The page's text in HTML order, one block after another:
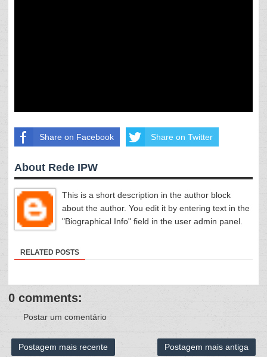
Share on Facebook Share on Twitter
About Rede IPW
This is a short description in the author block
about the author. You edit it by entering text in the
"Biographical Info" field in the user admin panel.
RELATED POSTS
0 comments:
Postar um comentário
Postagem mais recente Postagem mais antiga